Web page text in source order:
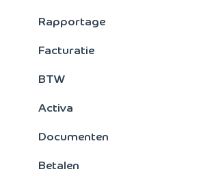
Rapportage
Facturatie
BTW
Activa
Documenten
Betalen